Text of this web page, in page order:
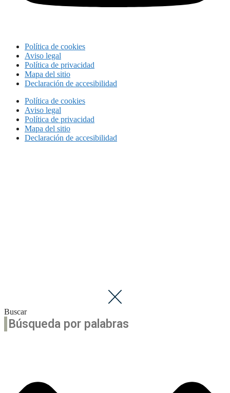
Política de cookies
Aviso legal
Política de privacidad
Mapa del sitio
Declaración de accesibilidad
Política de cookies
Aviso legal
Política de privacidad
Mapa del sitio
Declaración de accesibilidad
Buscar